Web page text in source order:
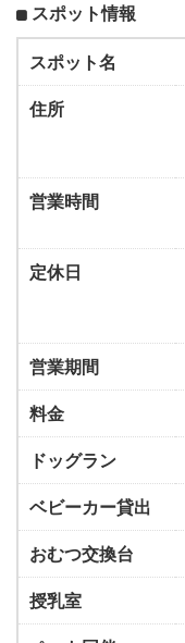
スポット情報
スポット名
住所
営業時間
定休日
営業期間
料金
ドッグラン
ベビーカー貸出
おむつ交換台
授乳室